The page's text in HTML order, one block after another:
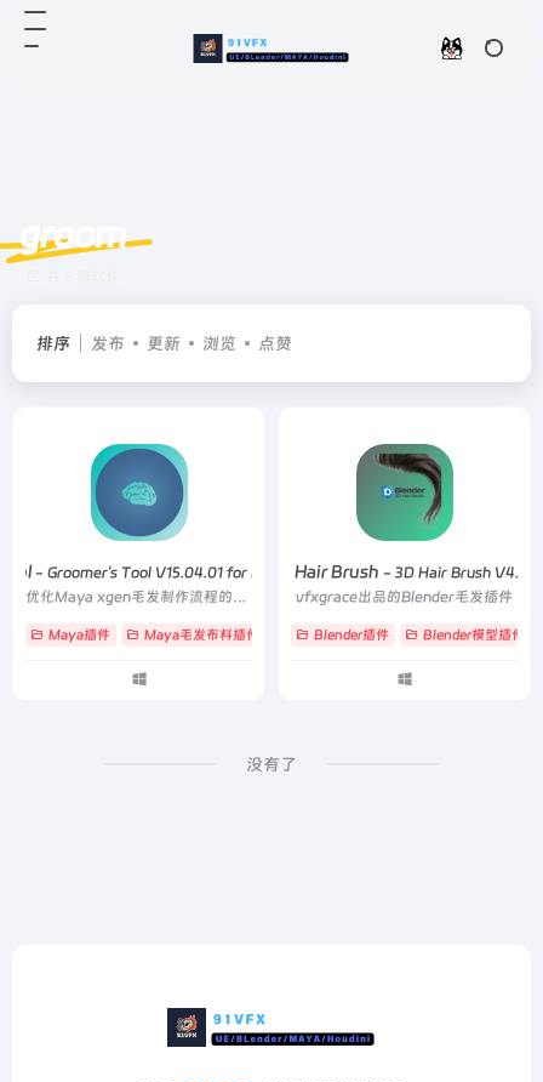
groom
排序 发布 更新 浏览 点赞
- Groomer's Tool V15.04.01 for Maya 2022-2027
优化Maya xgen毛发制作流程的插件
Maya插件 Maya毛发布料插件 # braid # groom # xgen
3D Hair Brush - 3D Hair Brush V4.7.3
vfxgrace出品的Blender毛发插件
Blender插件 Blender模型插件
没有了